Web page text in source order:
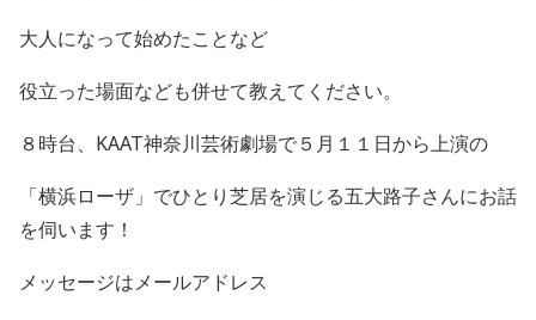
大人になって始めたことなど
役立った場面なども併せて教えてください。
８時台、KAAT神奈川芸術劇場で５月１１日から上演の
「横浜ローザ」でひとり芝居を演じる五大路子さんにお話
を伺います！
メッセージはメールアドレス